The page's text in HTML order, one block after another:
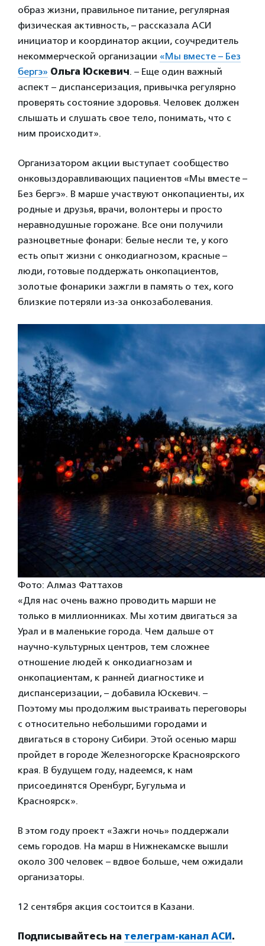
образ жизни, правильное питание, регулярная
физическая активность, – рассказала АСИ
инициатор и координатор акции, соучредитель
некоммерческой организации «Мы вместе – Без
бергэ» Ольга Юскевич. – Еще один важный
аспект – диспансеризация, привычка регулярно
проверять состояние здоровья. Человек должен
слышать и слушать свое тело, понимать, что с
ним происходит».
Организатором акции выступает сообщество
онковыздоравливающих пациентов «Мы вместе –
Без бергэ». В марше участвуют онкопациенты, их
родные и друзья, врачи, волонтеры и просто
неравнодушные горожане. Все они получили
разноцветные фонари: белые несли те, у кого
есть опыт жизни с онкодиагнозом, красные –
люди, готовые поддержать онкопациентов,
золотые фонарики зажгли в память о тех, кого
близкие потеряли из-за онкозаболевания.
Фото: Алмаз Фаттахов
«Для нас очень важно проводить марши не
только в миллионниках. Мы хотим двигаться за
Урал и в маленькие города. Чем дальше от
научно-культурных центров, тем сложнее
отношение людей к онкодиагнозам и
онкопациентам, к ранней диагностике и
диспансеризации, – добавила Юскевич. –
Поэтому мы продолжим выстраивать переговоры
с относительно небольшими городами и
двигаться в сторону Сибири. Этой осенью марш
пройдет в городе Железногорске Красноярского
края. В будущем году, надеемся, к нам
присоединятся Оренбург, Бугульма и
Красноярск».
В этом году проект «Зажги ночь» поддержали
семь городов. На марш в Нижнекамске вышли
около 300 человек – вдвое больше, чем ожидали
организаторы.
12 сентября акция состоится в Казани.
Подписывайтесь на телеграм-канал АСИ.